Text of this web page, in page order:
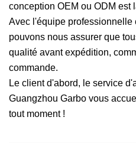
conception OEM ou ODM est
Avec l'équipe professionnelle
pouvons nous assurer que
qualité avant expédition,
commande.
Le client d'abord, le service
Guangzhou Garbo vous
tout moment !